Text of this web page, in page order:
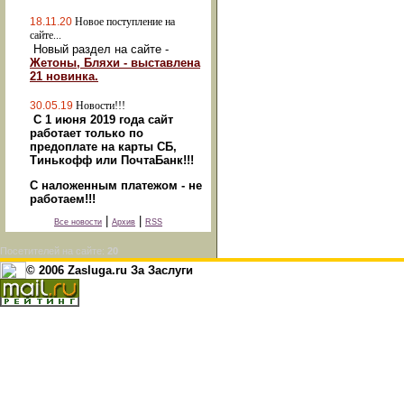
18.11.20 Новое поступление на
сайте...
Новый раздел на сайте -
Жетоны, Бляхи - выставлена
21 новинка.
30.05.19 Новости!!!
С 1 июня 2019 года сайт
работает только по
предоплате на карты СБ,
Тинькофф или ПочтаБанк!!!
С наложенным платежом - не
работаем!!!
Все новости Архив RSS
Посетителей на сайте: 20
© 2006 Zasluga.ru За Заслуги